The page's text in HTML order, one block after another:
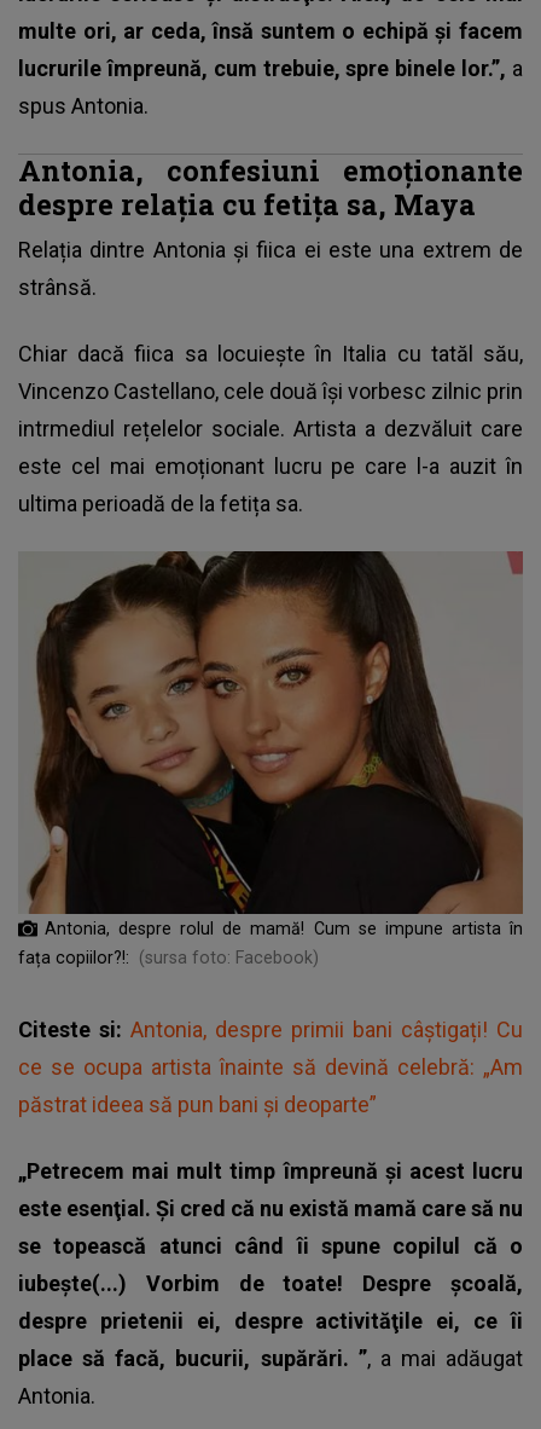
multe ori, ar ceda, însă suntem o echipă şi facem
lucrurile împreună, cum trebuie, spre binele lor.”, a
spus Antonia.
Antonia, confesiuni emoționante
despre relația cu fetița sa, Maya
Relația dintre Antonia și fiica ei este una extrem de
strânsă.
Chiar dacă fiica sa locuiește în Italia cu tatăl său,
Vincenzo Castellano, cele două își vorbesc zilnic prin
intrmediul rețelelor sociale. Artista a dezvăluit care
este cel mai emoționant lucru pe care l-a auzit în
ultima perioadă de la fetița sa.
Antonia, despre rolul de mamă! Cum se impune artista în
fața copiilor?!:
(sursa foto: Facebook)
Citeste si: Antonia, despre primii bani câștigați! Cu
ce se ocupa artista înainte să devină celebră: „Am
păstrat ideea să pun bani și deoparte”
„Petrecem mai mult timp împreună şi acest lucru
este esenţial. Şi cred că nu există mamă care să nu
se topească atunci când îi spune copilul că o
iubeşte(...) Vorbim de toate! Despre şcoală,
despre prietenii ei, despre activităţile ei, ce îi
place să facă, bucurii, supărări. ”, a mai adăugat
Antonia.